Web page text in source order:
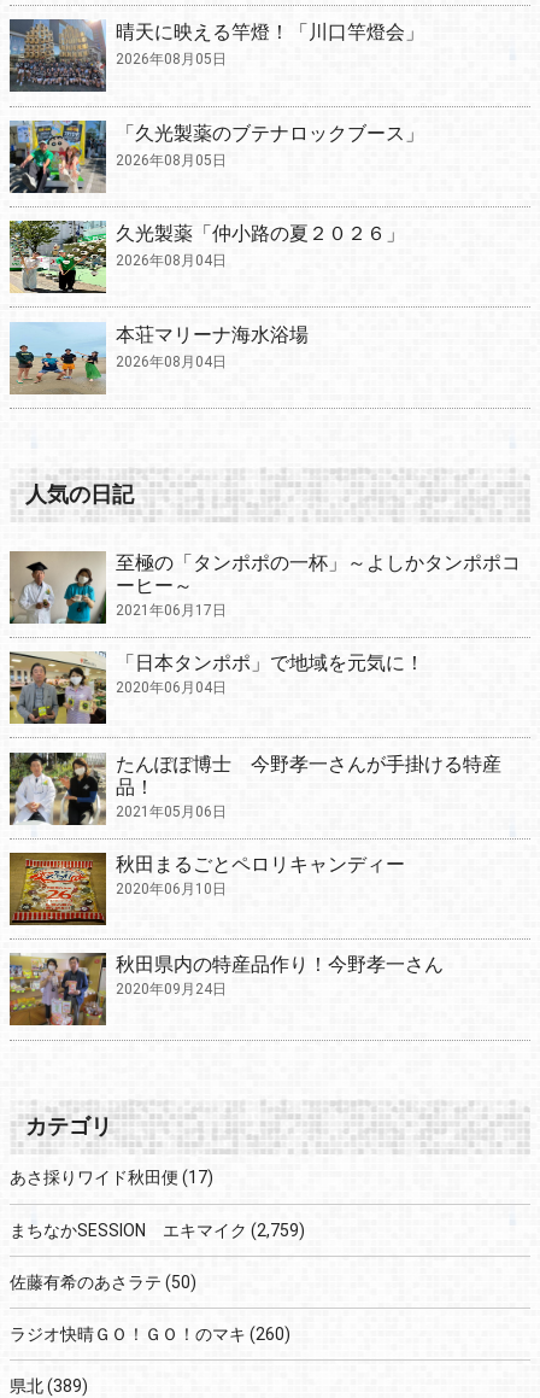
晴天に映える竿燈！「川口竿燈会」
2026年08月05日
「久光製薬のブテナロックブース」
2026年08月05日
久光製薬「仲小路の夏２０２６」
2026年08月04日
本荘マリーナ海水浴場
2026年08月04日
人気の日記
至極の「タンポポの一杯」～よしかタンポポコ
ーヒー～
2021年06月17日
「日本タンポポ」で地域を元気に！
2020年06月04日
たんぽぽ博士 今野孝一さんが手掛ける特産
品！
2021年05月06日
秋田まるごとペロリキャンディー
2020年06月10日
秋田県内の特産品作り！今野孝一さん
2020年09月24日
カテゴリ
あさ採りワイド秋田便 (17)
まちなかSESSION エキマイク (2,759)
佐藤有希のあさラテ (50)
ラジオ快晴ＧＯ！ＧＯ！のマキ (260)
県北(389)